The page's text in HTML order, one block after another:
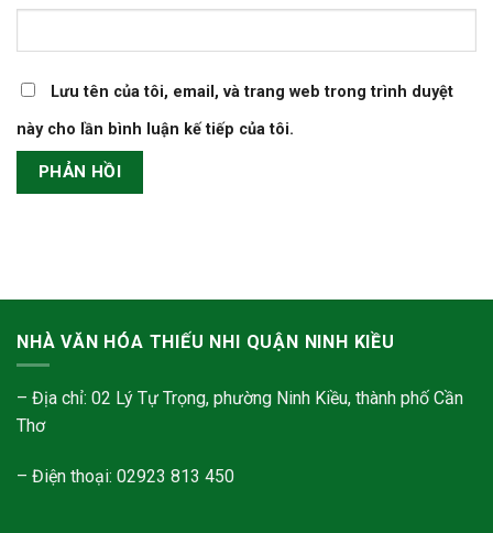
Lưu tên của tôi, email, và trang web trong trình duyệt
này cho lần bình luận kế tiếp của tôi.
NHÀ VĂN HÓA THIẾU NHI QUẬN NINH KIỀU
– Địa chỉ: 02 Lý Tự Trọng, phường Ninh Kiều, thành phố Cần
Thơ
– Điện thoại: 02923 813 450